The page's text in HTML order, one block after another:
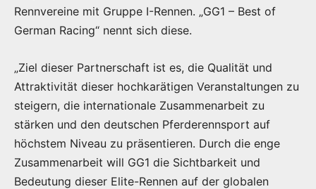
Rennvereine mit Gruppe I-Rennen. „GG1 – Best of
German Racing“ nennt sich diese.
„Ziel dieser Partnerschaft ist es, die Qualität und
Attraktivität dieser hochkarätigen Veranstaltungen zu
steigern, die internationale Zusammenarbeit zu
stärken und den deutschen Pferderennsport auf
höchstem Niveau zu präsentieren. Durch die enge
Zusammenarbeit will GG1 die Sichtbarkeit und
Bedeutung dieser Elite-Rennen auf der globalen